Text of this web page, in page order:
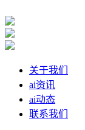
关于我们
ai资讯
ai动态
联系我们